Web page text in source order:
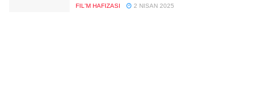
FIL'M HAFIZASI 2 NISAN 2025